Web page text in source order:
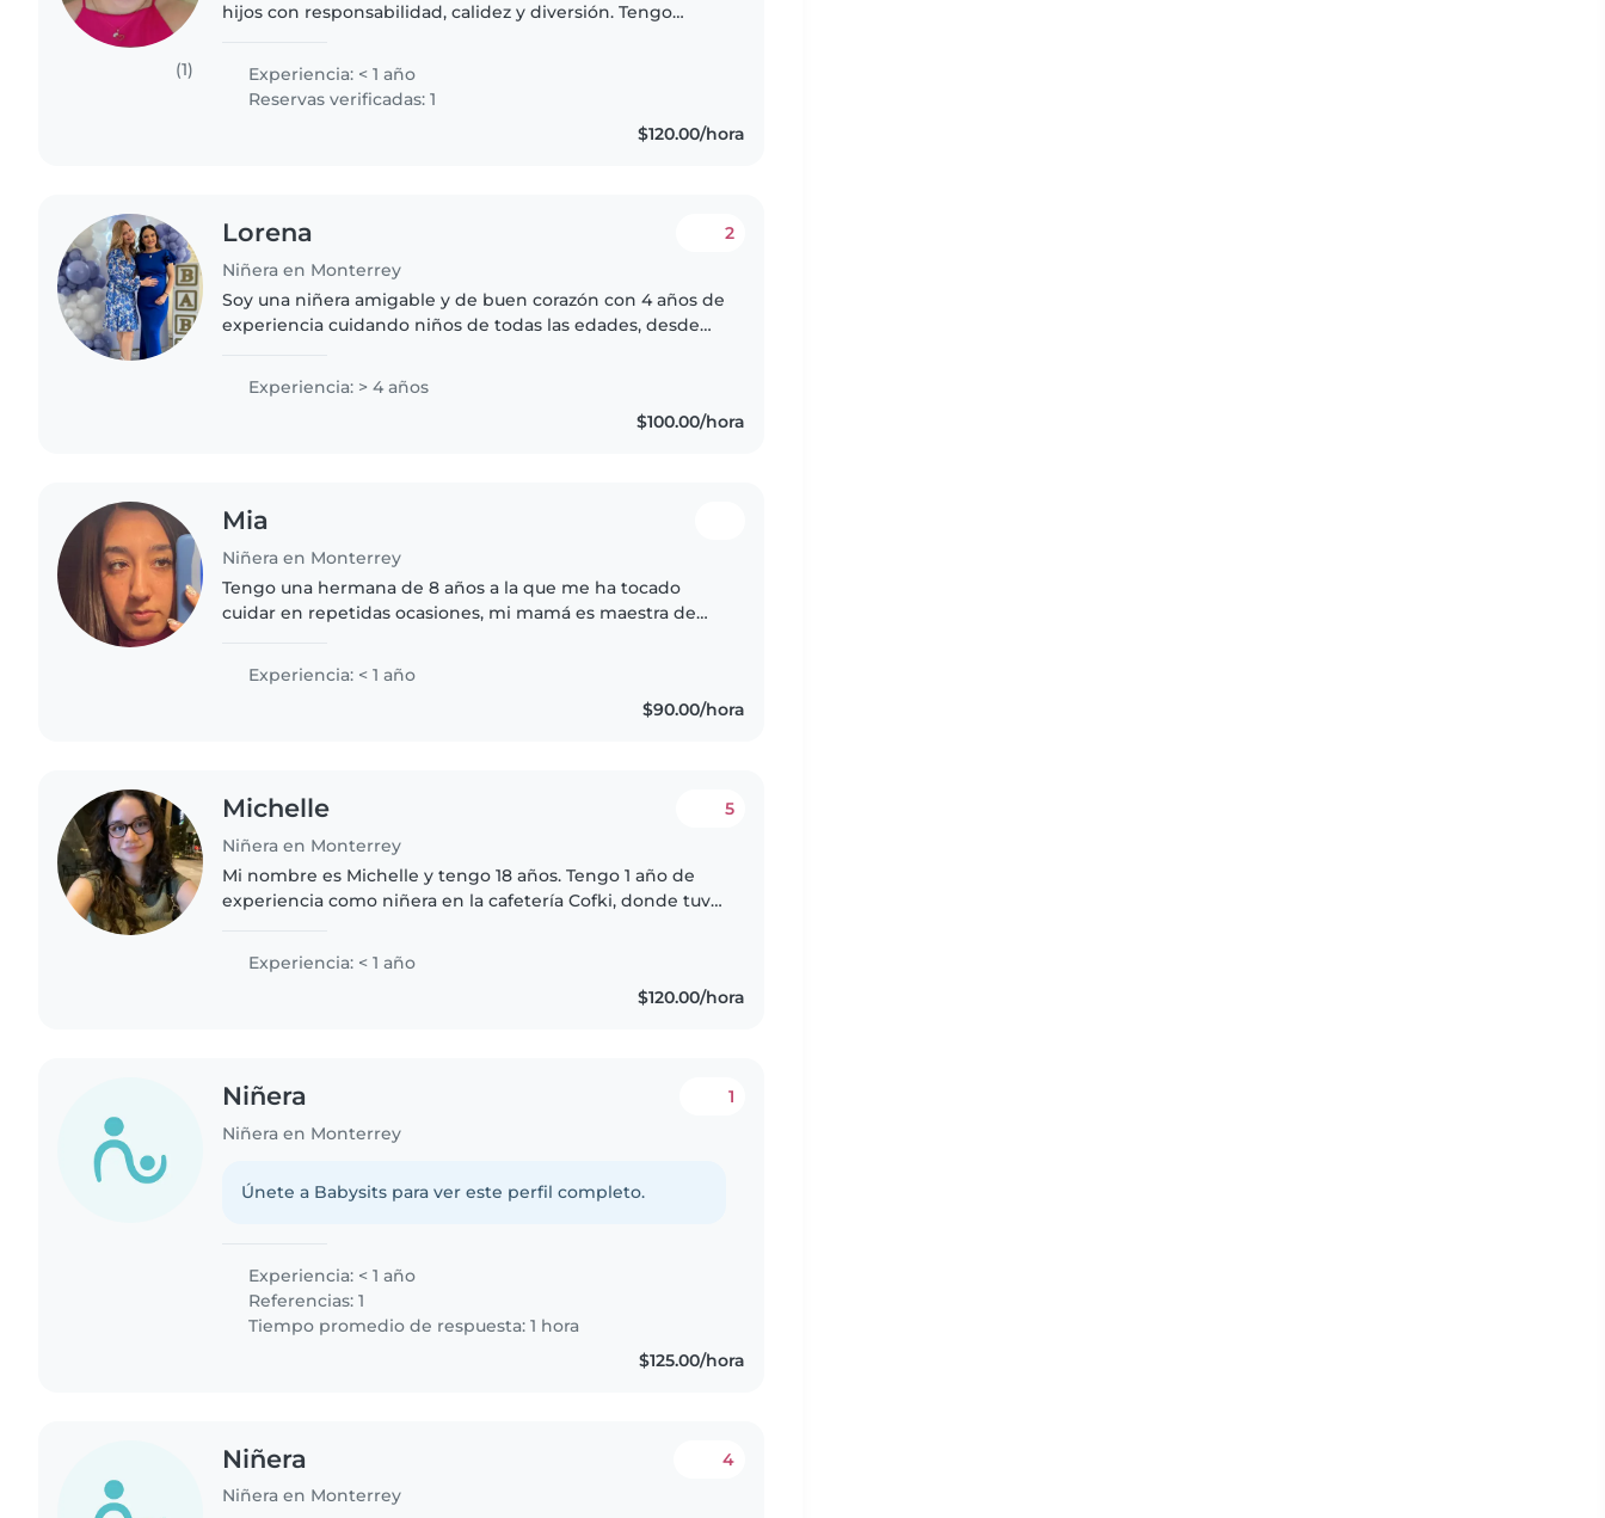
(1)
hijos con responsabilidad, calidez y diversión. Tengo
enfermería general...
Experiencia: < 1 año
Reservas verificadas: 1
$120.00/hora
Lorena
Niñera en Monterrey
2
Soy una niñera amigable y de buen corazón con 4 años de
experiencia cuidando niños de todas las edades, desde
música y jugar con..
Experiencia: > 4 años
$100.00/hora
Mia
Niñera en Monterrey
Tengo una hermana de 8 años a la que me ha tocado
cuidar en repetidas ocasiones, mi mamá es maestra de
niños pequeños. Me gusta..
Experiencia: < 1 año
$90.00/hora
Michelle
Niñera en Monterrey
5
Mi nombre es Michelle y tengo 18 años. Tengo 1 año de
experiencia como niñera en la cafetería Cofki, donde tuve
visitaban el..
Experiencia: < 1 año
$120.00/hora
Niñera
Niñera en Monterrey
1
Únete a Babysits para ver este perfil completo.
Experiencia: < 1 año
Referencias: 1
Tiempo promedio de respuesta: 1 hora
$125.00/hora
Niñera
Niñera en Monterrey
4